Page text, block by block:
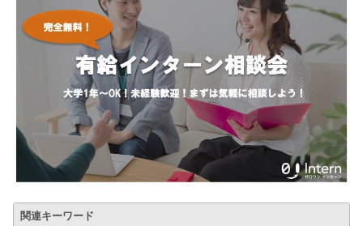
関連キーワード